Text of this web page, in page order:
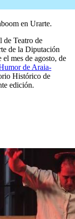
en Urarte.
de Teatro de
de la Diputación
mes de agosto, de
de Araia-
Histórico de
edición.